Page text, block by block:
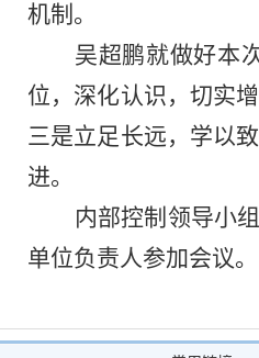
机制。
吴超鹏就做好本
位，深化认识，切实
三是立足长远，学以
进。
内部控制领导小
单位负责人参加会议。